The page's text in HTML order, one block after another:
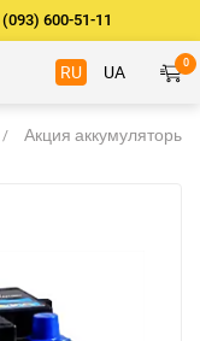
(093) 600-51-11
RU UA 0
Акция аккумуляторы